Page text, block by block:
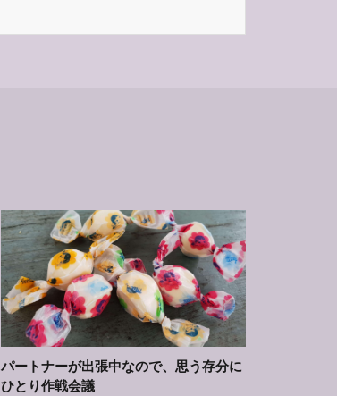
パートナーが出張中なので、思う存分に
ひとり作戦会議